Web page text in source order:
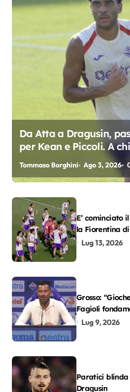
Da Atta a Dragusin,
per Kean e Piccoli. A
oscar del
Tommaso Borghini Ago 3, 2026
E’ cominciato
la Fiorentina di
Lug 13, 2026
Grosso:
Fagioli
colpo”
Lug 9, 2026
Paratici blinda
Dragusin